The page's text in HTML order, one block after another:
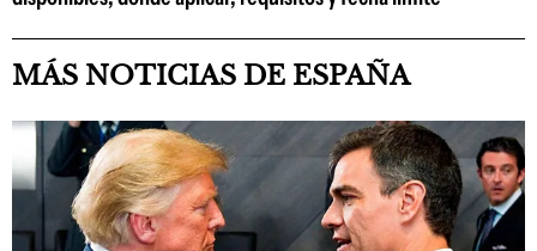
MÁS NOTICIAS DE ESPAÑA